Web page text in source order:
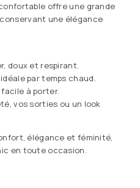
offre une grande
une élégance
doux et respirant.
par temps chaud.
à porter.
vos sorties ou un look
élégance et féminité,
en toute occasion.